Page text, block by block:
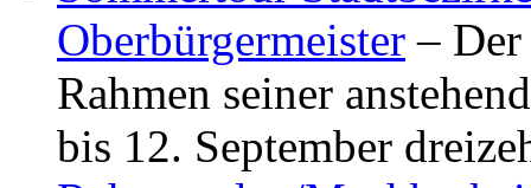
Oberbürgermeister –
Rahmen seiner
bis 12. September